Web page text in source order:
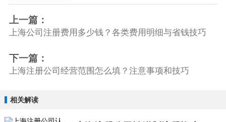
上一篇：
上海公司注册费用多少钱？各类费用明细与省钱技巧
下一篇：
上海注册公司经营范围怎么填？注意事项和技巧
相关解读